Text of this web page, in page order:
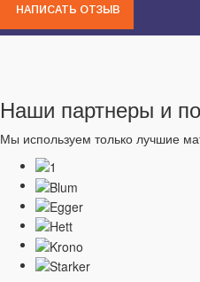
НАПИСАТЬ ОТЗЫВ
Наши партнеры и
Мы используем только лучшие